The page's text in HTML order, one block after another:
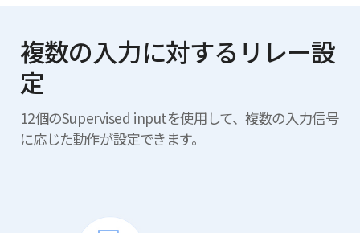
複数の入力に対するリレー設
定
12個のSupervised inputを使用して、複数の入力信号
に応じた動作が設定できます。